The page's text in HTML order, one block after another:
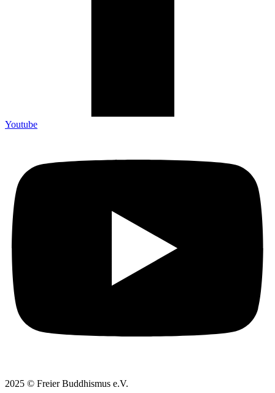
Youtube
2025 © Freier Buddhismus e.V.